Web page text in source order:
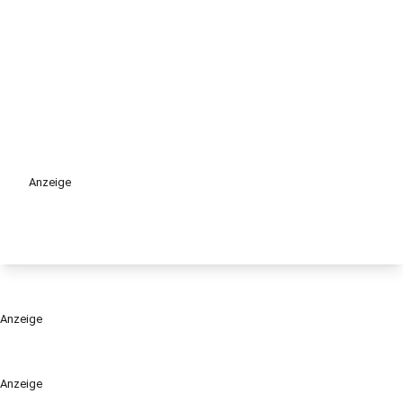
Anzeige
Anzeige
Anzeige